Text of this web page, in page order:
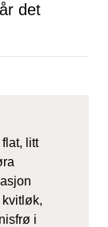
det
litt
kvitløk,
i